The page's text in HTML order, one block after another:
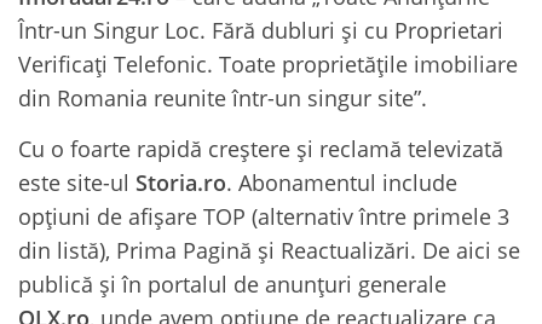
Într-un Singur Loc. Fără dubluri și cu Proprietari
Verificați Telefonic. Toate proprietățile imobiliare
din Romania reunite într-un singur site”.
Cu o foarte rapidă creștere și reclamă televizată
este site-ul Storia.ro. Abonamentul include
opțiuni de afișare TOP (alternativ între primele 3
din listă), Prima Pagină și Reactualizări. De aici se
publică și în portalul de anunțuri generale
OLX.ro, unde avem opțiune de reactualizare ca